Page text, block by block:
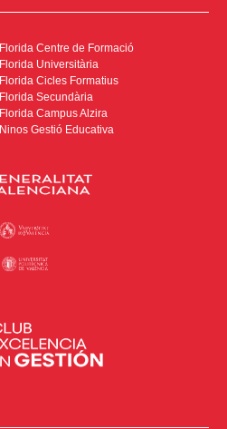
Florida Centre de Formació
Florida Universitària
Florida Cicles Formatius
Florida Secundària
Florida Campus Alzira
Ninos Gestió Educativa